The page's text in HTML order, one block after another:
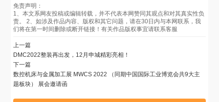
免责声明：
1、本文系网友投稿或编辑转载，并不代表本网赞同其观点和对其真实性负
责。 2、如涉及作品内容、版权和其它问题，请在30日内与本网联系，我
们将在第一时间删除或断开链接！有关作品版权事宜请联系客服
上一篇
DMC2022整装再出发，12月申城精彩亮相！
下一篇
数控机床与金属加工展 MWCS 2022 （同期中国国际工业博览会共9大主
题板块） 展会邀请函